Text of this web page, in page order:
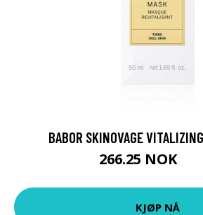
BABOR SKINOVAGE
266.25 NOK
KJØP NÅ